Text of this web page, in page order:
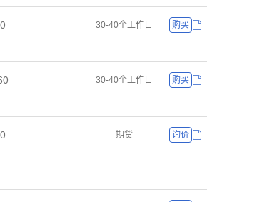
30-40个工作日 购买
30-40个工作日 购买
期货 询价